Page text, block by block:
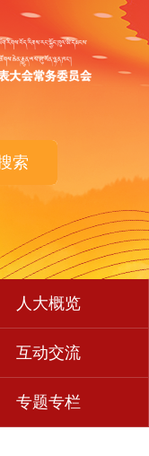
索
人大概览
互动交流
专题专栏